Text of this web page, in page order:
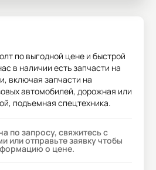
по выгодной цене и быстрой
в наличии есть запчасти на
включая запчасти на
автомобилей, дорожная или
подъемная спецтехника.
по запросу, свяжитесь с
или отправьте заявку чтобы
о цене.